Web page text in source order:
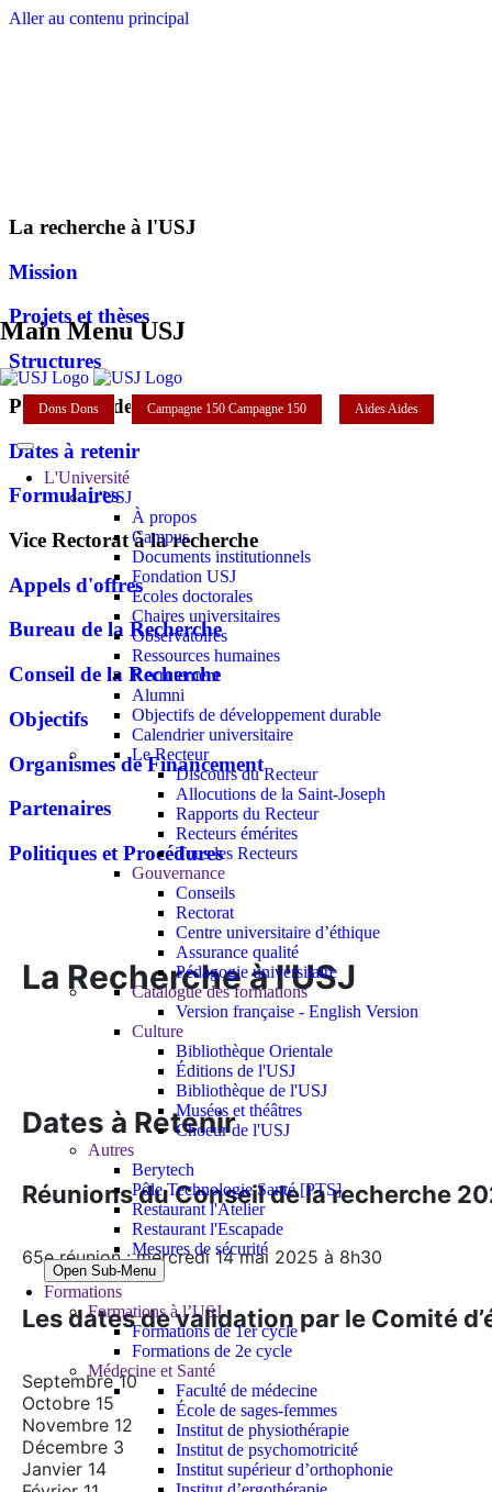
Aller au contenu principal
Main Menu USJ
Dons Dons Campagne 150 Campagne 150 AidesAides
L'Université
L'USJ
À propos
Campus
Documents institutionnels
Fondation USJ
Écoles doctorales
Chaires universitaires
Observatoires
Ressources humaines
Recrutement
Alumni
Objectifs de développement durable
Calendrier universitaire
Le Recteur
Discours du Recteur
Allocutions de la Saint-Joseph
Rapports du Recteur
Recteurs émérites
Tous les Recteurs
Gouvernance
Conseils
Rectorat
Centre universitaire d’éthique
Assurance qualité
Pédagogie universitaire
Catalogue des formations
Version française - English Version
Culture
Bibliothèque Orientale
Éditions de l'USJ
Bibliothèque de l'USJ
Musées et théâtres
Choeur de l'USJ
Autres
Berytech
Pôle Technologie Santé [PTS]
Restaurant l'Atelier
Restaurant l'Escapade
Mesures de sécurité
Open Sub-Menu
Formations
Formations à l’USJ
Formations de 1er cycle
Formations de 2e cycle
Médecine et Santé
Faculté de médecine
École de sages-femmes
Institut de physiothérapie
Institut de psychomotricité
Institut supérieur d’orthophonie
La recherche à l'USJ
Mission
Projets et thèses
Structures
Plateforme de la recherche
Dates à retenir
Formulaires
Vice Rectorat à la recherche
Appels d'offres
Bureau de la Recherche
Conseil de la Recherche
Objectifs
Organismes de Financement
Partenaires
Politiques et Procédures
La Recherche à l'USJ
Dates à Retenir
Réunions du Conseil de la recherche
65e réunion : mercredi 14 mai 2025 à 8h30
Les dates de validation par le Comité
Septembre 10
Octobre 15
Novembre 12
Décembre 3
Janvier 14